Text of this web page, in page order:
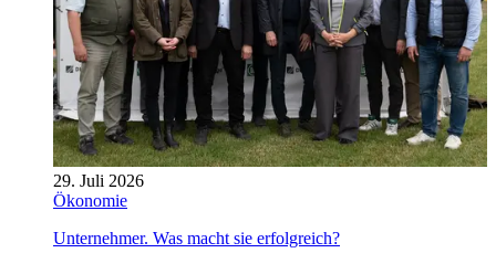
29. Juli 2026
Ökonomie
Unternehmer. Was macht sie erfolgreich?